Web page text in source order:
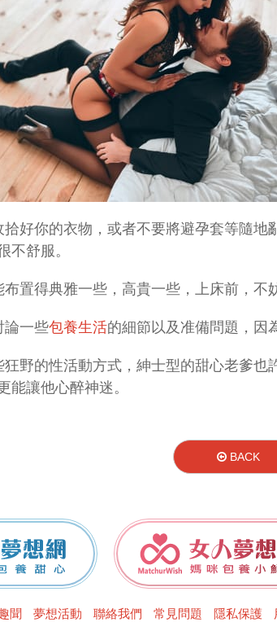
好你的衣物，或者不要將避孕套等隨地
不舒服。
置得典雅一些，高貴一些，上床前，不
論一些包養生活的細節以及准備問題，因
野的性活動方式，紳士型的甜心老爹
能讓他心醉神迷。
BACK
聞 夢想活動 聯絡我們 常見問題 隱私保護